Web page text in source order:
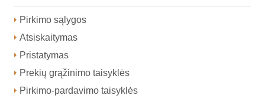
Pirkimo sąlygos
Atsiskaitymas
Pristatymas
Prekių grąžinimo taisyklės
Pirkimo-pardavimo taisyklės